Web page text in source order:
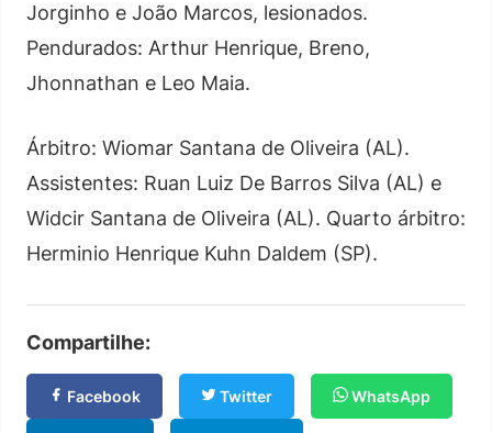
Jorginho e João Marcos, lesionados.
Pendurados: Arthur Henrique, Breno,
Jhonnathan e Leo Maia.
Árbitro: Wiomar Santana de Oliveira (AL).
Assistentes: Ruan Luiz De Barros Silva (AL) e
Widcir Santana de Oliveira (AL). Quarto árbitro:
Herminio Henrique Kuhn Daldem (SP).
Compartilhe:
Facebook Twitter WhatsApp